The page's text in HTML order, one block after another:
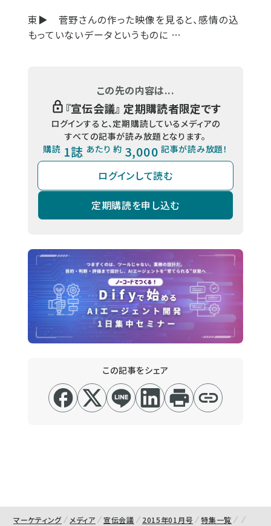
東▶ 菅野さんの作った映像を見ると、感情の込
もっていないデータというものに …
この先の内容は...
『宣伝会議』 定期購読者限定です
ログインすると、定期購読しているメディアの
すべての記事が読み放題となります。
購読 1誌 あたり 約 3,000 記事が読み放題！
ログインして読む
定期購読を申し込む
この記事をシェア
マーケティング メディア 宣伝会議 2015年01月号 特集一覧